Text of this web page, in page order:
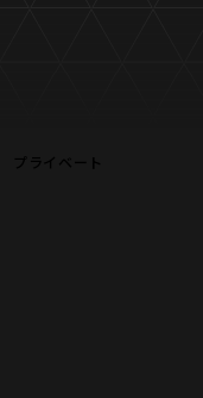
プライベート